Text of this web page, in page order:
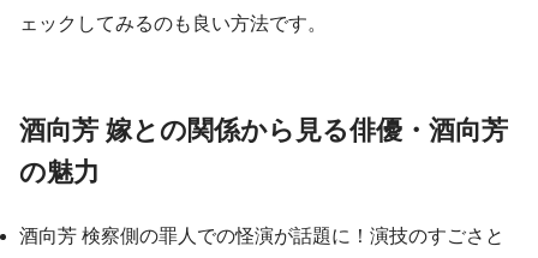
ェックしてみるのも良い方法です。
酒向芳 嫁との関係から見る俳優・酒向芳
の魅力
酒向芳 検察側の罪人での怪演が話題に！演技のすごさと